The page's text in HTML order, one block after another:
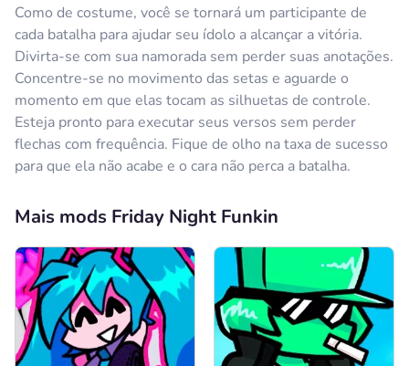
Como de costume, você se tornará um participante de
cada batalha para ajudar seu ídolo a alcançar a vitória.
Divirta-se com sua namorada sem perder suas anotações.
Concentre-se no movimento das setas e aguarde o
momento em que elas tocam as silhuetas de controle.
Esteja pronto para executar seus versos sem perder
flechas com frequência. Fique de olho na taxa de sucesso
para que ela não acabe e o cara não perca a batalha.
Mais mods Friday Night Funkin